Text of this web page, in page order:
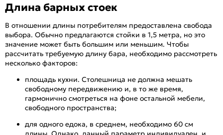
Длина барных стоек
В отношении длины потребителям предоставлена свобода
выбора. Обычно предлагаются стойки в 1,5 метра, но это
значение может быть большим или меньшим. Чтобы
рассчитать требуемую длину бара, необходимо рассмотреть
несколько факторов:
площадь кухни. Столешница не должна мешать
свободному передвижению и, в то же время,
гармонично смотреться на фоне остальной мебели,
свободного пространства;
для одного едока, в среднем, необходимо 60 см